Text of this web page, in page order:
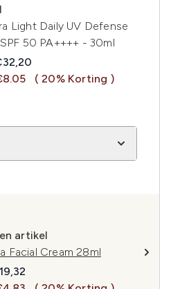
Light Daily UV Defense
50 PA++++ - 30ml
Retail Price:
prijs:
( 20% Korting )
artikel
Facial Cream 28ml
Retail Price:
prijs: